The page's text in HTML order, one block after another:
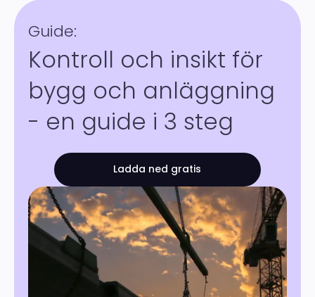
Guide:
Kontroll och insikt för
bygg och anläggning
- en guide i 3 steg
Ladda ned gratis